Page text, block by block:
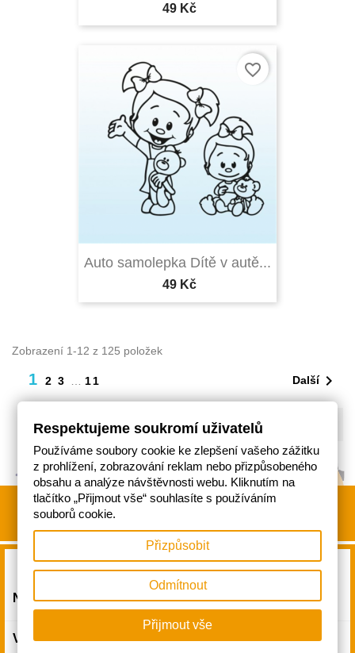
49 Kč
Auto samolepka Dítě v autě...
49 Kč
favorite_border
Zobrazení 1-12 z 125 položek
1 2 3 11 Další
Zpět na začátek
NAŠE SPOLEČNOST 
VÁŠ ÚČET 
Respektujeme soukromí uživatelů
Používáme soubory cookie ke zlepšení vašeho zážitku
z prohlížení, zobrazování reklam nebo přizpůsobeného
obsahu a analýze návštěvnosti webu. Kliknutím na
tlačítko „Přijmout vše“ souhlasíte s používáním
souborů cookie.
Přizpůsobit
Odmítnout
Přijmout vše